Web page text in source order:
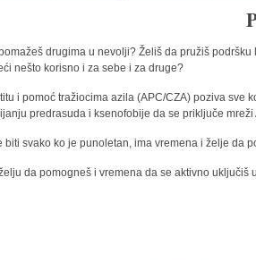
drugima u nevolji? Želiš da pružiš
nešto korisno i za sebe i za druge?
i pomoć tražiocima azila (APC/CZA) poziva
predrasuda i ksenofobije da se priključe mreži
biti svako ko je punoletan, ima vremena i želje da
da pomogneš i vremena da se aktivno